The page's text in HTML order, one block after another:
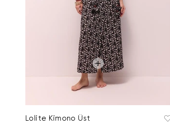
Lolite Kimono Üst